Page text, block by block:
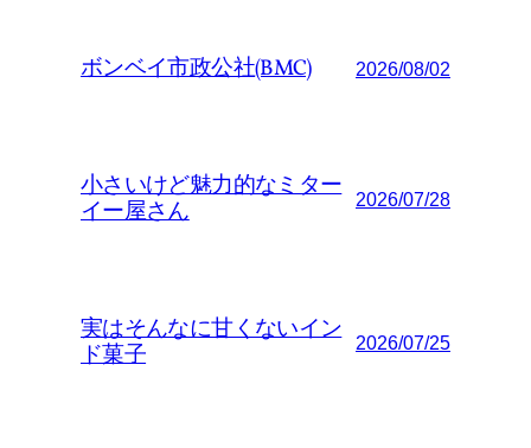
ボンベイ市政公社(BMC) 2026/08/02
小さいけど魅力的なミター
イー屋さん
2026/07/28
実はそんなに甘くないイン
ド菓子
2026/07/25